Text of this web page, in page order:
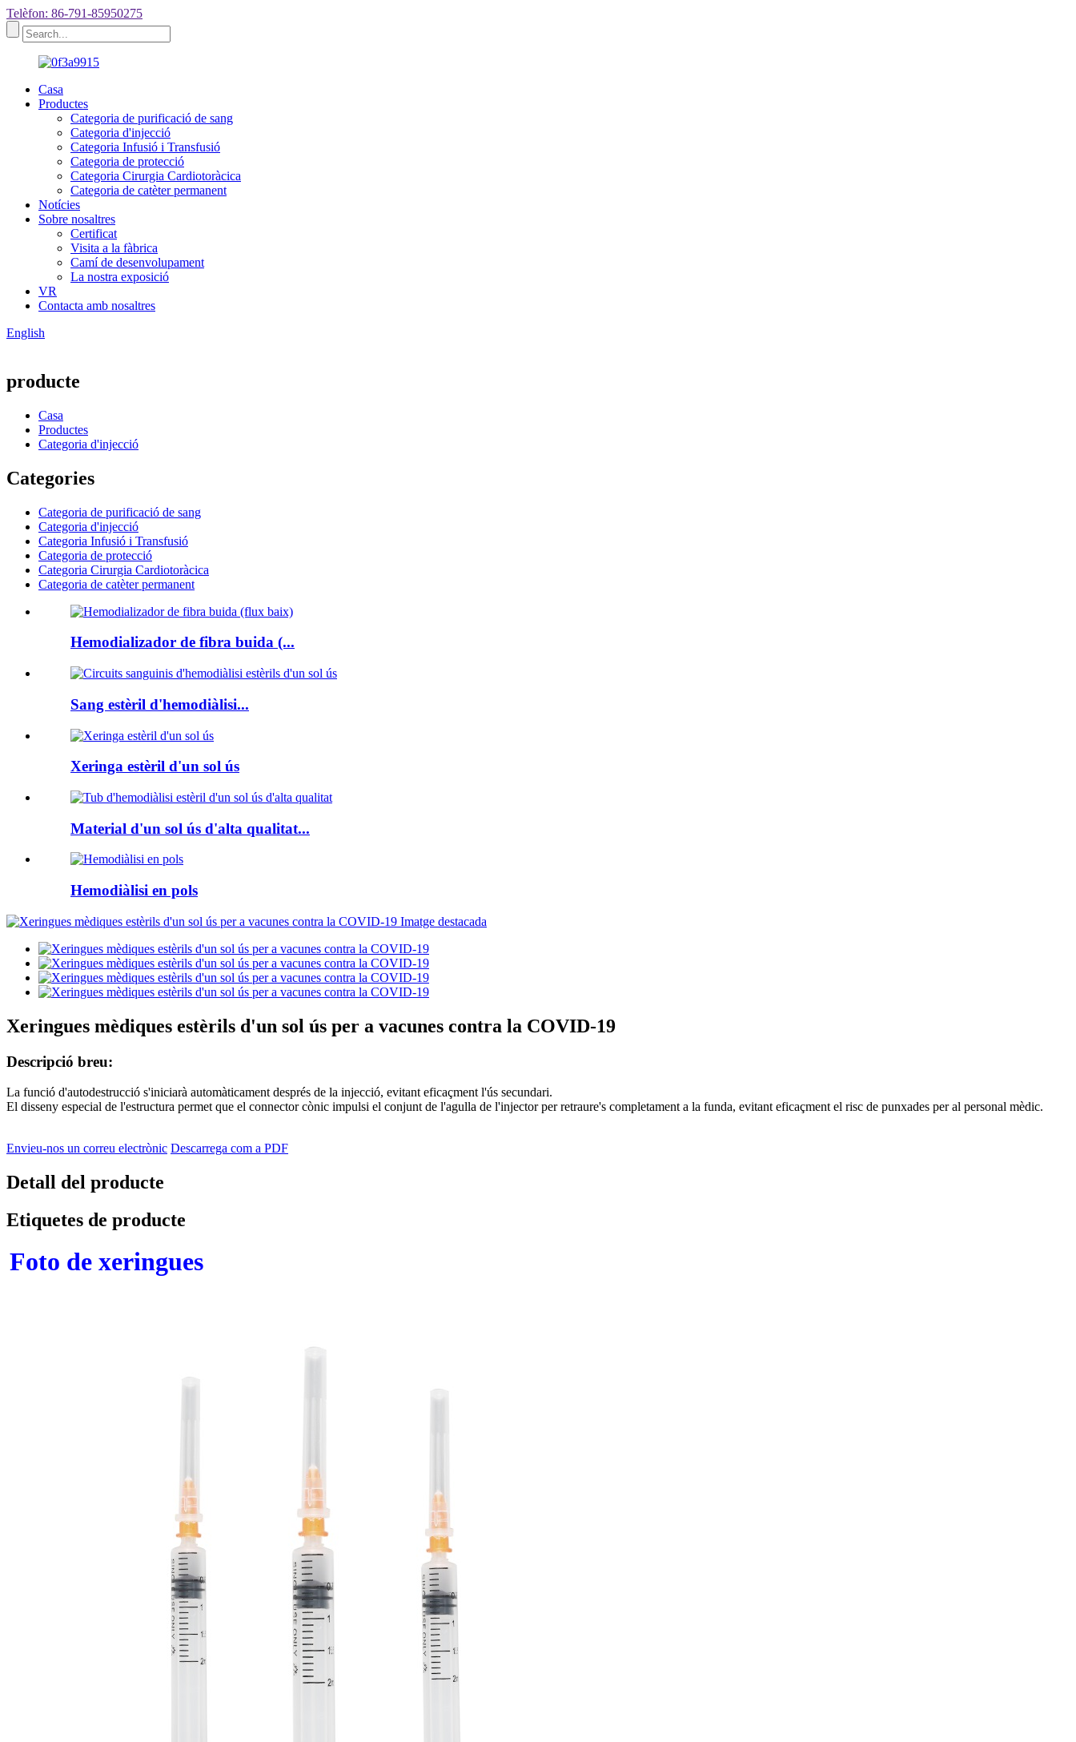
Telèfon: 86-791-85950275
Casa
Productes
Categoria de purificació de sang
Categoria d'injecció
Categoria Infusió i Transfusió
Categoria de protecció
Categoria Cirurgia Cardiotoràcica
Categoria de catèter permanent
Notícies
Sobre nosaltres
Certificat
Visita a la fàbrica
Camí de desenvolupament
La nostra exposició
VR
Contacta amb nosaltres
English
producte
Casa
Productes
Categoria d'injecció
Categories
Categoria de purificació de sang
Categoria d'injecció
Categoria Infusió i Transfusió
Categoria de protecció
Categoria Cirurgia Cardiotoràcica
Categoria de catèter permanent
Hemodializador de fibra buida (...
Sang estèril d'hemodiàlisi...
Xeringa estèril d'un sol ús
Material d'un sol ús d'alta qualitat...
Hemodiàlisi en pols
Xeringues mèdiques estèrils d'un sol ús per a vacunes contra la COVID-19
Descripció breu:
La funció d'autodestrucció s'iniciarà automàticament després de la injecció, evitant eficaçment l'ús secundari.
El disseny especial de l'estructura permet que el connector cònic impulsi el conjunt de l'agulla de l'injector per retraure's completament a la funda, evitant eficaçment el risc de punxades per al personal mèdic.
Envieu-nos un correu electrònic Descarrega com a PDF
Detall del producte
Etiquetes de producte
Foto de xeringues